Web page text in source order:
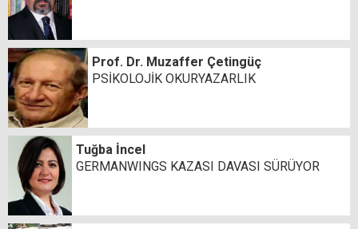
Prof. Dr. Muzaffer Çetingüç
PSİKOLOJİK OKURYAZARLIK
Tuğba İncel
GERMANWINGS KAZASI DAVASI SÜRÜYOR